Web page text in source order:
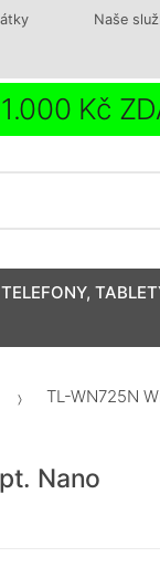
Naše
Kč
TELEFONY,
TL-WN725N
Nano